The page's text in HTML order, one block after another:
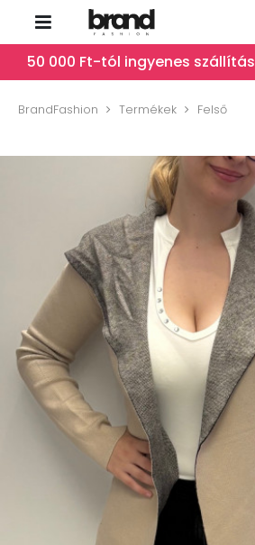
50 000 Ft-tól ingyenes szállítás
BrandFashion Termékek Felső